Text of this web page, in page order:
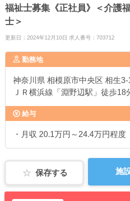
福祉士募集《正社員》＜介護
士＞
更新日：2024年12月10日 求人番号：703712
勤務地
神奈川県 相模原市中央区 相生
ＪＲ横浜線「淵野辺駅」徒歩18
給与
・月収 20.1万円～24.4万円程度
保存する 施